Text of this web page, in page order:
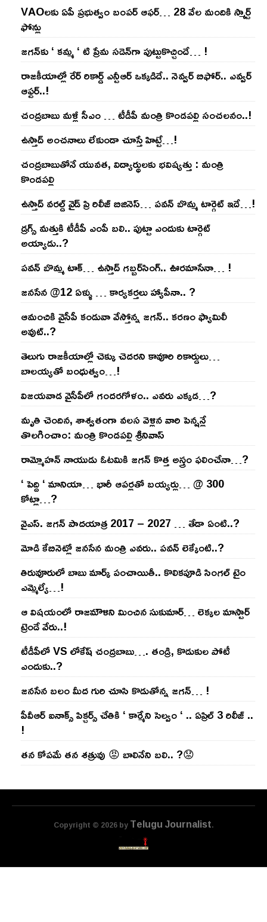
VAOల‌కు ఏపీ ప్ర‌భుత్వం బంప‌ర్ ఆఫ‌ర్‌… 28 వేల మందికి స్మార్ట్
ఫోన్లు
జ‌గ‌న్‌కు ‘ క‌మ్మ ‘ టి ప్రేమ స‌డెన్‌గా పుట్టుకొచ్చిందే… !
రాజ‌కీయాల్లో రేర్ రికార్డ్ ఎన్టీఆర్ ఒక్క‌డిదే.. నెవ్వ‌ర్ బిఫోర్‌.. ఎవ్వ‌ర్
ఆఫ్ట‌ర్‌..!
చంద్ర‌బాబు మ‌ళ్లీ సీఎం … టీడీపీ మంత్రి కొండ‌ప‌ల్లి సంచ‌ల‌నం..!
ఉస్తాద్ అంచ‌నాలు లేకుండా చూస్తే హిట్టే…!
చంద్ర‌బాబుతోనే యువ‌త‌, విద్యార్థుల‌కు భ‌విష్య‌త్తు : మంత్రి
కొండ‌ప‌ల్లి
ఉస్తాద్ వ‌ర‌ల్డ్ వైడ్ ప్రి రిలీజ్ బిజినెస్‌… ప‌వ‌న్ బొమ్మ టార్గెట్ ఇదే…!
డ్రగ్స్ మత్తుకి టీడీపీ ఎంపీ బలి.. పుట్టా ఎందుకు టార్గెట్
అయ్యాడు..?
ప‌వ‌న్ బొమ్మ టాక్‌… ఉస్తాద్ గ‌బ్బ‌ర్‌సింగ్‌.. ఊర‌మాసేనా… !
జనసేన @12 ఏళ్ళు … కార్యకర్తలు హ్యాపీనా.. ?
ఆమంచికి వైసీపీ కండువా వేస్తోన్న జ‌గ‌న్‌.. క‌ర‌ణం ఫ్యామిలీ
అవుట్‌..?
తెలుగు రాజ‌కీయాల్లో చెక్కు చెద‌ర‌ని కావూరి రికార్డులు…
బాల‌య్యతో బంధుత్వం…!
విజ‌య‌వాడ వైసీపీలో గంద‌ర‌గోళం.. ఎవ‌రు ఎక్క‌డ‌…?
మృతి చెందిన, శాశ్వతంగా వలస వెళ్లిన వారి పెన్ష‌న్లే
తొల‌గించాం: మంత్రి కొండపల్లి శ్రీనివాస్
రామ్మోహ‌న్ నాయుడు ఓట‌మికి జ‌గ‌న్ కొత్త అస్త్రం ఫ‌లించేనా…?
‘ పెద్ది ‘ మానియా… భారీ ఆప‌ర్ల‌తో బ‌య్య‌ర్లు… @ 300
కోట్లా…?
వైఎస్‌. జ‌గ‌న్ పాద‌యాత్ర 2017 – 2027 … తేడా ఏంటి..?
మోడి కేబినెట్లో జ‌నసేన మంత్రి ఎవ‌రు.. ప‌వ‌న్ లెక్కేంటి..?
తిరువూరులో బాబు మార్క్ పంచాయితీ.. కొలిక‌పూడి సింగ‌ల్ టైం
ఎమ్మెల్యే…!
ఆ విష‌యంలో రాజ‌మౌళిని మించిన సుకుమార్‌… లెక్క‌ల మాస్టార్
ట్రెండే వేరు..!
టీడీపీలో VS లోకేష్ చంద్ర‌బాబు…. తండ్రి, కొడుకుల పోటీ
ఎందుకు..?
జ‌న‌సేన బ‌లం మీద గురి చూసి కొడుతోన్న జ‌గ‌న్‌… !
పీవీఆర్ ఐనాక్స్ పిక్చర్స్ చేతికి ‘ కార్మేని సెల్వం ‘ .. ఏప్రిల్ 3 రిలీజ్ ..
!
తన కోపమే తన శత్రువు 😡 బాలినేని బలి.. ?😟
Copyright © 2026 byTelugu Journalist.